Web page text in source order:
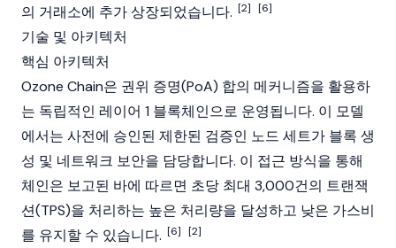
의 거래소에 추가 상장되었습니다. [2] [6]
기술 및 아키텍처
핵심 아키텍처
Ozone Chain은 권위 증명(PoA) 합의 메커니즘을 활용하
는 독립적인 레이어 1 블록체인으로 운영됩니다. 이 모델
에서는 사전에 승인된 제한된 검증인 노드 세트가 블록 생
성 및 네트워크 보안을 담당합니다. 이 접근 방식을 통해
체인은 보고된 바에 따르면 초당 최대 3,000건의 트랜잭
션(TPS)을 처리하는 높은 처리량을 달성하고 낮은 가스비
를 유지할 수 있습니다. [6] [2]